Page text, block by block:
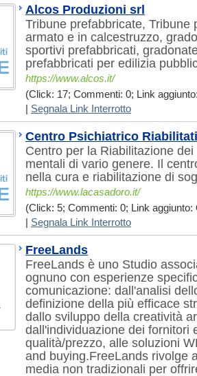
Alcos Produzioni srl
Tribune prefabbricate, Tribune
armato e in calcestruzzo,
sportivi prefabbricati,
prefabbricati per edilizia
https://www.alcos.it/
(Click: 17; Commenti: 0; Link
Segnala Link Interrotto
Centro Psichiatrico
Centro per la Riabilitazione
mentali di vario genere. Il
nella cura e riabilitazione di
https://www.lacasadoro.it/
(Click: 5; Commenti: 0; Link aggiunto:
Segnala Link Interrotto
FreeLands
FreeLands è uno Studio
ognuno con esperienze
comunicazione: dall'analisi
definizione della più efficace
dallo sviluppo della creatività
dall'individuazione dei fornitori
qualità/prezzo, alle soluzioni
and buying.FreeLands rivolge
media non tradizionali per